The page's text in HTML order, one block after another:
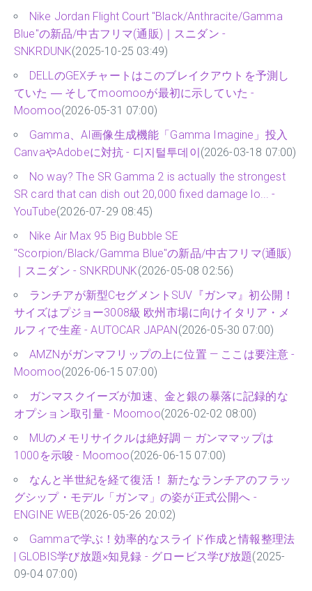
Nike Jordan Flight Court "Black/Anthracite/Gamma
Blue"の新品/中古フリマ(通販)｜スニダン -
SNKRDUNK(2025-10-25 03:49)
DELLのGEXチャートはこのブレイクアウトを予測し
ていた ― そしてmoomooが最初に示していた -
Moomoo(2026-05-31 07:00)
Gamma、AI画像生成機能「Gamma Imagine」投入
CanvaやAdobeに対抗 - 디지털투데이 (2026-03-18 07:00)
No way? The SR Gamma 2 is actually the strongest
SR card that can dish out 20,000 fixed damage lo... -
YouTube(2026-07-29 08:45)
Nike Air Max 95 Big Bubble SE
"Scorpion/Black/Gamma Blue"の新品/中古フリマ(通販)
｜スニダン - SNKRDUNK(2026-05-08 02:56)
ランチアが新型CセグメントSUV『ガンマ』初公開！
サイズはプジョー3008級 欧州市場に向けイタリア・メ
ルフィで生産 - AUTOCAR JAPAN (2026-05-30 07:00)
AMZNがガンマフリップの上に位置 — ここは要注意 -
Moomoo(2026-06-15 07:00)
ガンマスクイーズが加速、金と銀の暴落に記録的な
オプション取引量 - Moomoo(2026-02-02 08:00)
MUのメモリサイクルは絶好調 — ガンママップは
1000を示唆 - Moomoo(2026-06-15 07:00)
なんと半世紀を経て復活！ 新たなランチアのフラッ
グシップ・モデル「ガンマ」の姿が正式公開へ -
ENGINE WEB(2026-05-26 20:02)
Gammaで学ぶ！効率的なスライド作成と情報整理法
| GLOBIS学び放題×知見録 - グロービス学び放題(2025-
09-04 07:00)